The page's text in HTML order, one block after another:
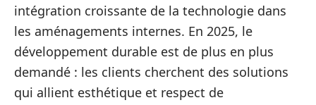
intégration croissante de la technologie dans
les aménagements internes. En 2025, le
développement durable est de plus en plus
demandé : les clients cherchent des solutions
qui allient esthétique et respect de